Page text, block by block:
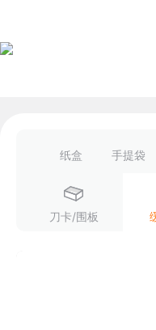
纸盒 手提袋
刀卡/围板